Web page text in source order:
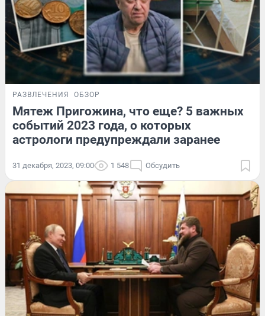
РАЗВЛЕЧЕНИЯ ОБЗОР
Мятеж Пригожина, что еще? 5 важных
событий 2023 года, о которых
астрологи предупреждали заранее
31 декабря, 2023, 09:00 1 548 Обсудить